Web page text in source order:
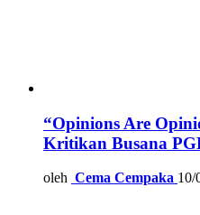
“Opinions Are
Kritikan Busana
oleh Cema Cempaka 10/